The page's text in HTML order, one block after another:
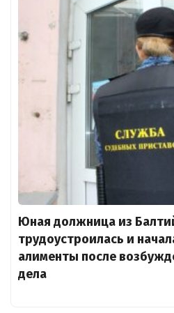
Юная должница из
трудоустроилась и
алименты после
дела